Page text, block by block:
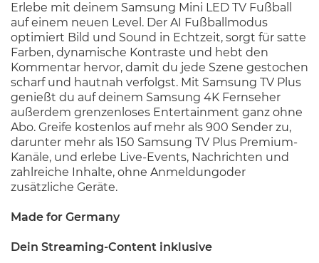
Erlebe mit deinem Samsung Mini LED TV Fußball
auf einem neuen Level. Der AI Fußballmodus
optimiert Bild und Sound in Echtzeit, sorgt für satte
Farben, dynamische Kontraste und hebt den
Kommentar hervor, damit du jede Szene gestochen
scharf und hautnah verfolgst. Mit Samsung TV Plus
genießt du auf deinem Samsung 4K Fernseher
außerdem grenzenloses Entertainment ganz ohne
Abo. Greife kostenlos auf mehr als 900 Sender zu,
darunter mehr als 150 Samsung TV Plus Premium-
Kanäle, und erlebe Live-Events, Nachrichten und
zahlreiche Inhalte, ohne Anmeldungoder
zusätzliche Geräte.
Made for Germany
Dein Streaming-Content inklusive